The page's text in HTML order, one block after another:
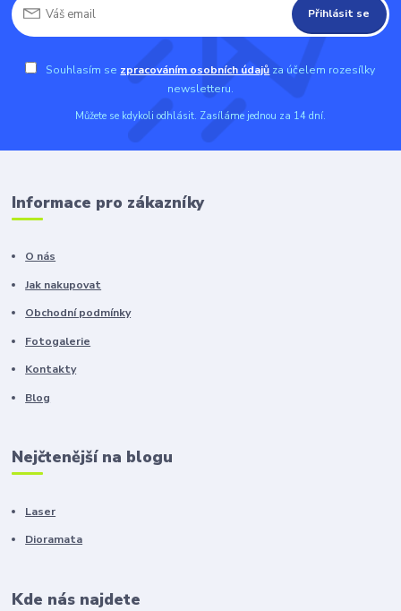
Přihlásit se
Souhlasím se zpracováním osobních údajů za účelem rozesílky
newsletteru.
Můžete se kdykoli odhlásit. Zasíláme jednou za 14 dní.
Informace pro zákazníky
O nás
Jak nakupovat
Obchodní podmínky
Fotogalerie
Kontakty
Blog
Nejčtenější na blogu
Laser
Dioramata
Kde nás najdete